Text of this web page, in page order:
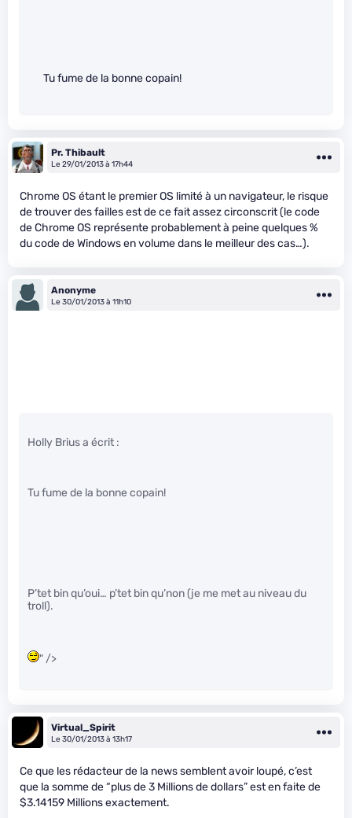
Tu fume de la bonne copain!
Pr. Thibault
Le 29/01/2013 à 17h44
Chrome OS étant le premier OS limité à un navigateur, le risque
de trouver des failles est de ce fait assez circonscrit (le code
de Chrome OS représente probablement à peine quelques %
du code de Windows en volume dans le meilleur des cas…).
Anonyme
Le 30/01/2013 à 11h10
Holly Brius a écrit :
Tu fume de la bonne copain!
P’tet bin qu’oui… p’tet bin qu’non (je me met au niveau du
troll).
" />
Virtual_Spirit
Le 30/01/2013 à 13h17
Ce que les rédacteur de la news semblent avoir loupé, c’est
que la somme de “plus de 3 Millions de dollars” est en faite de
$3.14159 Millions exactement.